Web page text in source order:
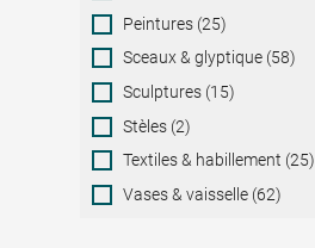
Peintures (25)
Sceaux & glyptique (58)
Sculptures (15)
Stèles (2)
Textiles & habillement (25)
Vases & vaisselle (62)